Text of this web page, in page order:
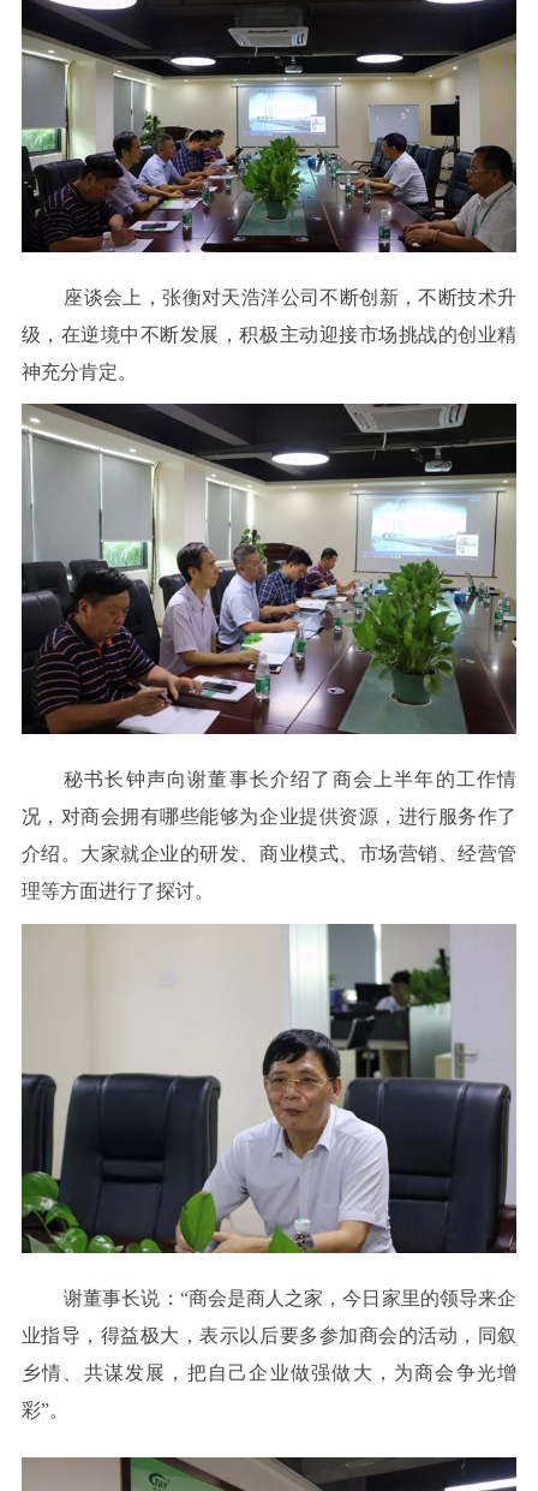
座谈会上，张衡对天浩洋公司不断创新，不断技术升
级，在逆境中不断发展，积极主动迎接市场挑战的创业精
神充分肯定。
秘书长钟声向谢董事长介绍了商会上半年的工作情
况，对商会拥有哪些能够为企业提供资源，进行服务作了
介绍。大家就企业的研发、商业模式、市场营销、经营管
理等方面进行了探讨。
谢董事长说：“商会是商人之家，今日家里的领导来企
业指导，得益极大，表示以后要多参加商会的活动，同叙
乡情、共谋发展，把自己企业做强做大，为商会争光增
彩”。